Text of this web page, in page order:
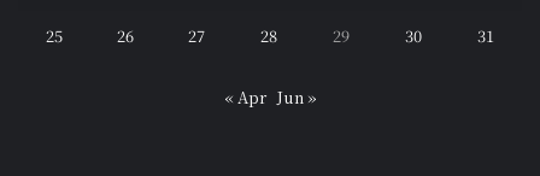
25 26 27 28 29 30 31
« Apr Jun »